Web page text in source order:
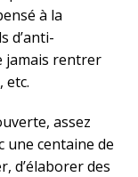
à la
d’anti-
jamais rentrer
etc.
assez
une centaine de
d’élaborer des